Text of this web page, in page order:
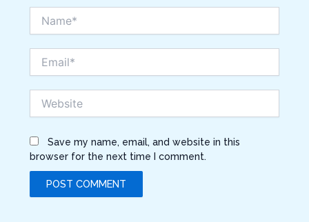
Save my name, email, and website in this
browser for the next time I comment.